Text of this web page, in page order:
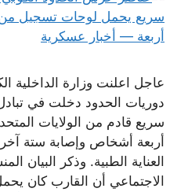
عاجل اعلنت وزارة الداخلية
دوريات الحدود دخلت في
سريع قادم من الولايات
أربعة أشخاص وإصابة ستة
العناية الطبية. وذكر البيان
الاجتماعي أن القارب كان